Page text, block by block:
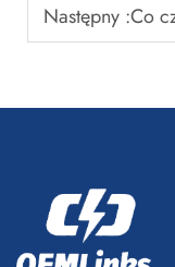
Następny :Co